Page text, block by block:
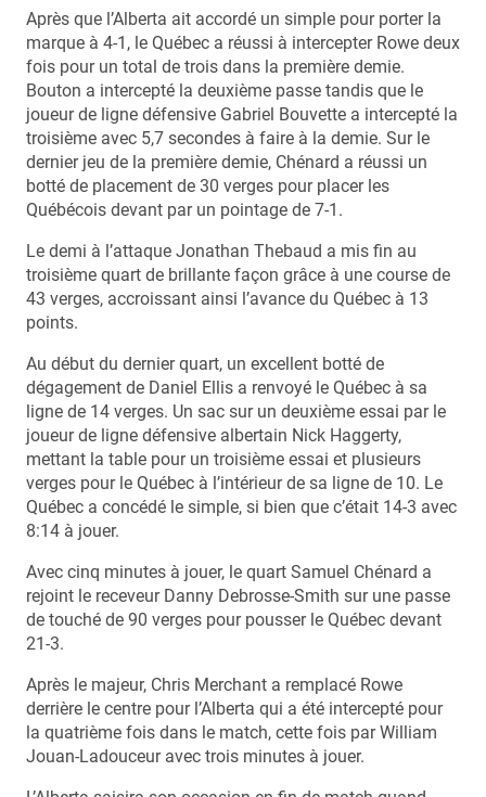
Après que l’Alberta ait accordé un simple pour porter la
marque à 4-1, le Québec a réussi à intercepter Rowe deux
fois pour un total de trois dans la première demie.
Bouton a intercepté la deuxième passe tandis que le
joueur de ligne défensive Gabriel Bouvette a intercepté la
troisième avec 5,7 secondes à faire à la demie. Sur le
dernier jeu de la première demie, Chénard a réussi un
botté de placement de 30 verges pour placer les
Québécois devant par un pointage de 7-1.
Le demi à l’attaque Jonathan Thebaud a mis fin au
troisième quart de brillante façon grâce à une course de
43 verges, accroissant ainsi l’avance du Québec à 13
points.
Au début du dernier quart, un excellent botté de
dégagement de Daniel Ellis a renvoyé le Québec à sa
ligne de 14 verges. Un sac sur un deuxième essai par le
joueur de ligne défensive albertain Nick Haggerty,
mettant la table pour un troisième essai et plusieurs
verges pour le Québec à l’intérieur de sa ligne de 10. Le
Québec a concédé le simple, si bien que c’était 14-3 avec
8:14 à jouer.
Avec cinq minutes à jouer, le quart Samuel Chénard a
rejoint le receveur Danny Debrosse-Smith sur une passe
de touché de 90 verges pour pousser le Québec devant
21-3.
Après le majeur, Chris Merchant a remplacé Rowe
derrière le centre pour l’Alberta qui a été intercepté pour
la quatrième fois dans le match, cette fois par William
Jouan-Ladouceur avec trois minutes à jouer.